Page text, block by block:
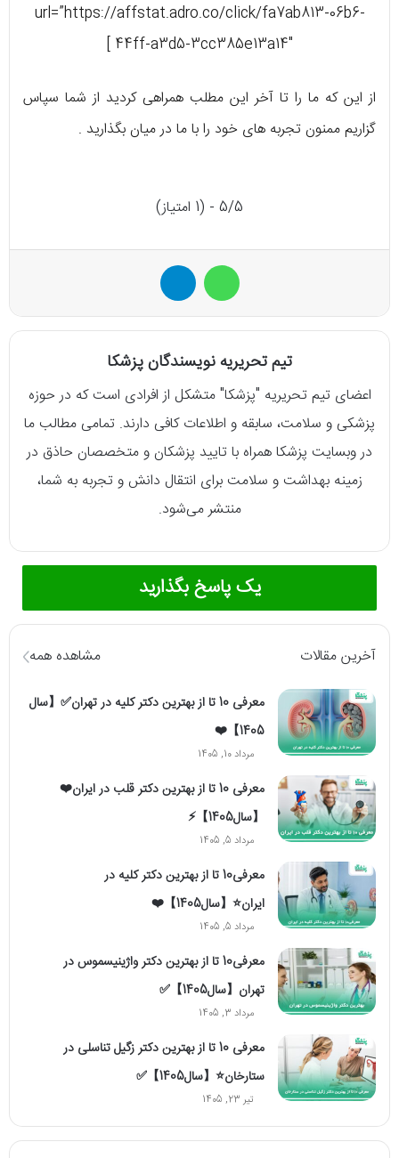
url=”https://affstat.adro.co/click/fa7ab813-06b6-
44ff-a3d5-3cc385e13a14″ ]
از این که ما را تا آخر این مطلب همراهی کردید از شما سپاس
گزاریم ممنون تجربه های خود را با ما در میان بگذارید .
5/5 - (1 امتیاز)
واتس آپ
تیم تحریریه نویسندگان پزشکا
اعضای تیم تحریریه "پزشکا" متشکل از افرادی است که در حوزه
پزشکی و سلامت، سابقه و اطلاعات کافی دارند. تمامی مطالب ما
در وبسایت پزشکا همراه با تایید پزشکان و متخصصان حاذق در
زمینه بهداشت و سلامت برای انتقال دانش و تجربه به شما،
منتشر می‌شود.
یک پاسخ بگذارید
آخرین مقالات مشاهده همه
معرفی 10 تا از بهترین دکتر کلیه در تهران✅【سال
1405】❤️
مرداد 10, 1405
معرفی 10 تا از بهترین دکتر قلب در ایران❤️
【سال1405】⚡️
مرداد 5, 1405
معرفی10 تا از بهترین دکتر کلیه در
ایران⭐【سال1405】❤️
مرداد 5, 1405
معرفی10 تا از بهترین دکتر واژینیسموس در
تهران【سال1405】✅
مرداد 3, 1405
معرفی 10 تا از بهترین دکتر زگیل تناسلی در
ستارخان⭐【سال1405】✅
تیر 23, 1405